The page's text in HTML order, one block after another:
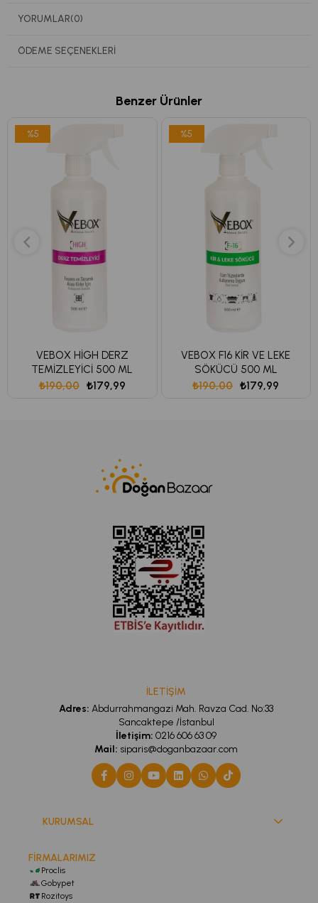
YORUMLAR(0)
ÖDEME SEÇENEKLERI
Benzer Ürünler
VEBOX HİGH DERZ
TEMİZLEYİCİ 500 ML
₺179,99
₺190,00
%5
VEBOX F16 KİR VE LEKE
SÖKÜCÜ 500 ML
₺179,99
₺190,00
%5
İLETİŞİM
Adres: Abdurrahmangazi Mah. Ravza Cad. No:33
Sancaktepe /İstanbul
İletişim: 0216 606 63 09
Mail: siparis@doganbazaar.com
KURUMSAL
FİRMALARIMIZ
Proclis
Gobypet
Rozitoys